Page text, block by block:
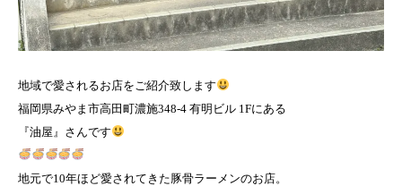
地域で愛されるお店をご紹介致します
福岡県みやま市高田町濃施348-4 有明ビル 1Fにある
『油屋』さんです
地元で10年ほど愛されてきた豚骨ラーメンのお店。